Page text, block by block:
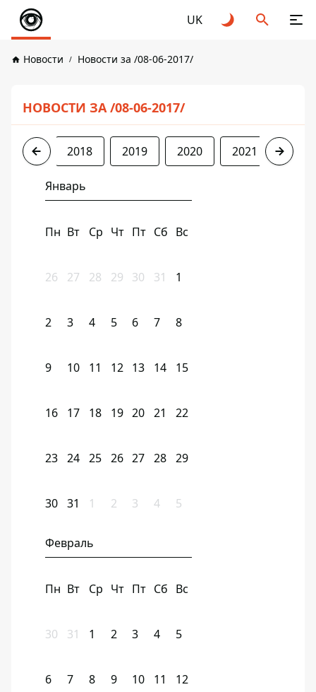
UK
Новости Новости за /08-06-2017/
НОВОСТИ ЗА /08-06-2017/
2017 2018 2019 2020 2021 2022
Январь
Пн Вт Ср Чт Пт Сб Вс
26 27 28 29 30 31 1
2 3 4 5 6 7 8
9 10 11 12 13 14 15
16 17 18 19 20 21 22
23 24 25 26 27 28 29
30 31 1 2 3 4 5
Февраль
Пн Вт Ср Чт Пт Сб Вс
30 31 1 2 3 4 5
6 7 8 9 10 11 12